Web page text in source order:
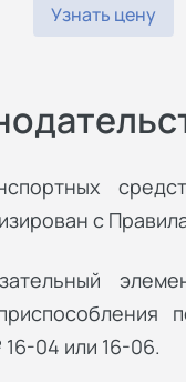
Узнать цену
с
04 или 16-06.